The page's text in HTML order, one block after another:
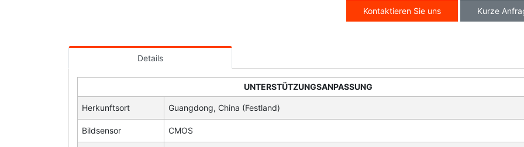
Kontaktieren Sie uns Kurze
Details
UNTERSTÜTZUNGSANPASSUNG
Herkunftsort Guangdong, China (Festland)
Bildsensor CMOS